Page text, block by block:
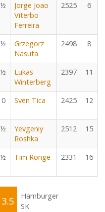
½
Jorge Joao
Viterbo
Ferreira
2525 6
½
Grzegorz
Nasuta
2498 8
½
Lukas
Winterberg
2397 11
0 Sven Tica 2425 12
½
Yevgeniy
Roshka
2512 15
½ Tim Ronge 2331 16
3.5
Hamburger
SK